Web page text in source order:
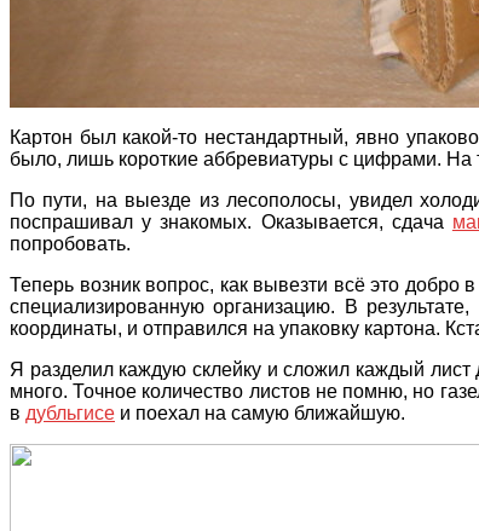
Картон был какой-то нестандартный, явно
было, лишь короткие аббревиатуры с цифрами. На
По пути, на выезде из лесополосы, увидел
поспрашивал у знакомых. Оказывается, сдача
попробовать.
Теперь возник вопрос, как вывезти всё это
специализированную организацию. В
координаты, и отправился на упаковку картона.
Я разделил каждую склейку и сложил каждый лист
много. Точное количество листов не помню, но
в дубльгисе и поехал на самую ближайшую.